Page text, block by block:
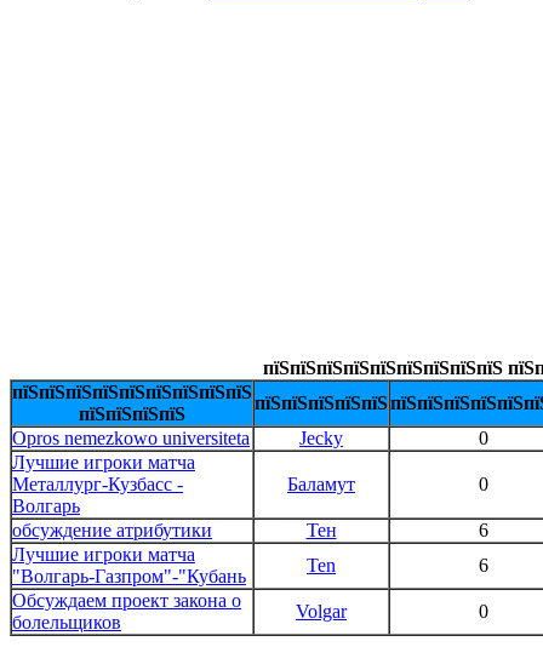
пїЅпїЅпїЅпїЅпїЅпїЅпїЅпїЅпїЅ
пїЅпїЅпїЅпїЅпїЅпїЅпїЅпїЅпїЅ
пїЅпїЅпїЅпїЅ
пїЅпїЅпїЅпїЅпїЅ
Opros nemezkowo universiteta
Jecky
0
Лучшие игроки матча
Металлург-Кузбасс -
Волгарь
Баламут 0
обсуждение атрибутики Тен
6
Лучшие игроки матча
"Волгарь-Газпром"-"Кубань
Ten
6
Обсуждаем проект закона о
болельщиков
Volgar 0